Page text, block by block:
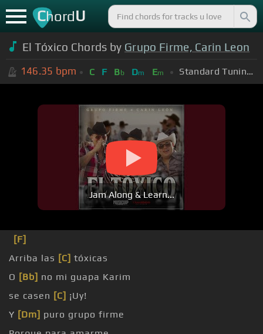
ChordU
El Tóxico Chords by Grupo Firme, Carin Leon
146.35 bpm C F Bb Dm Em Standard Tuning (EADGBE)
Jam Along & Learn...
[F]
Arriba las [C] tóxicas
O [Bb] no mi guapa Karim
se casen [C] ¡Uy!
Y [Dm] puro grupo firme